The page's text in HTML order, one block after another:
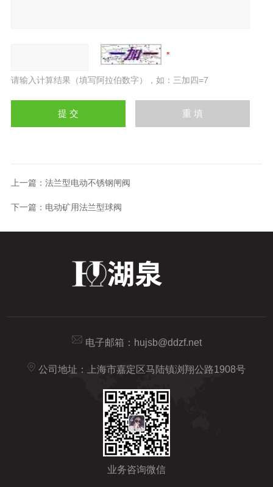
请输入计算结果（填写阿拉伯数字），如：三加四=7
上一篇： 法兰型电动不锈钢闸阀
下一篇： 电动矿用法兰型球阀
电子邮箱： hujsb@ddzf.net
公司地址：上海市嘉定区马陆镇浏翔公路1908号
业务咨询微信